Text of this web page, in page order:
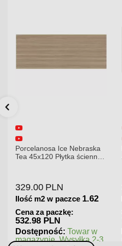
Porcelanosa Noa Tanzania
Almond 59,6X120 Płytka
329.00 PLN
Ilość m2 w paczce 2.14
Cena za paczkę:
704.06 PLN
Dostępność: Towar w
magazynie. Wysyłka 2-3